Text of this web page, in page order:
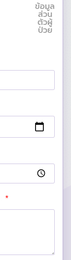
ข้อมูล
ส่วน
ตัวผู้
ป่วย